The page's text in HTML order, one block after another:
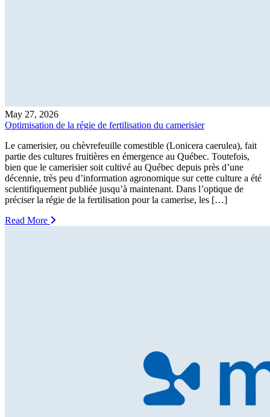
May 27, 2026
Optimisation de la régie de fertilisation du camerisier
Le camerisier, ou chèvrefeuille comestible (Lonicera caerulea), fait
partie des cultures fruitières en émergence au Québec. Toutefois,
bien que le camerisier soit cultivé au Québec depuis près d’une
décennie, très peu d’information agronomique sur cette culture a été
scientifiquement publiée jusqu’à maintenant. Dans l’optique de
préciser la régie de la fertilisation pour la camerise, les […]
Read More